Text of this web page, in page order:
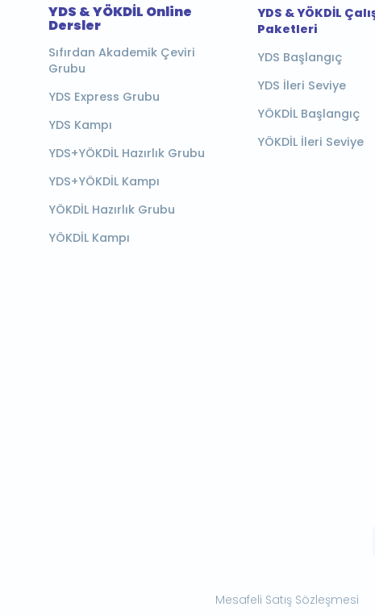
YDS & YÖKDİL Online
Dersler
Sıfırdan Akademik Çeviri
Grubu
YDS Express Grubu
YDS Kampı
YDS+YÖKDİL Hazırlık Grubu
YDS+YÖKDİL Kampı
YÖKDİL Hazırlık Grubu
YÖKDİL Kampı
YDS & YÖKDİL
Paketleri
YDS Başlangıç
YDS İleri Seviye
YÖKDİL Başlangıç
YÖKDİL İleri Seviye
Mesafeli Satış Sözleşmesi